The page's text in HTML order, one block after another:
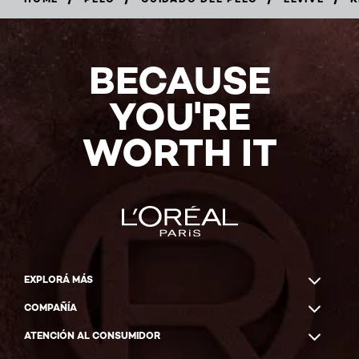
(1
BECAUSE
YOU'RE
WORTH IT
EXPLORÁ MÁS
COMPAÑÍA
ATENCIÓN AL CONSUMIDOR